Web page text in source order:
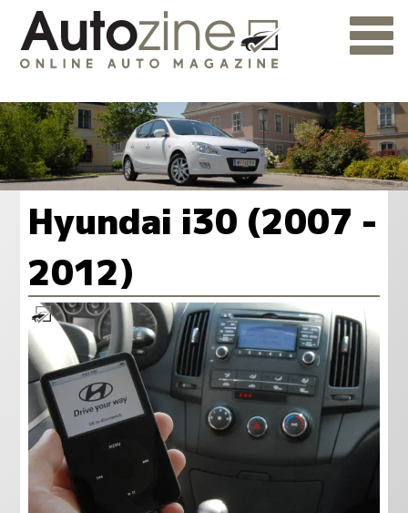
Hyundai i30 (2007 -
2012)